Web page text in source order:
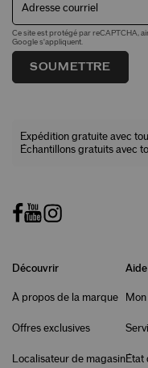
Adresse courriel
Ce site est protégé par reCAPTCHA,
Google s'appliquent.
SOUMETTRE
Expédition gratuite avec
Échantillons gratuits avec
Découvrir
À propos de la marque
Offres exclusives
Localisateur de magasin
Aide
État